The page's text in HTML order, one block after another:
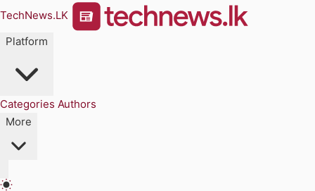
TechNews.LK
Platform
Categories Authors
More